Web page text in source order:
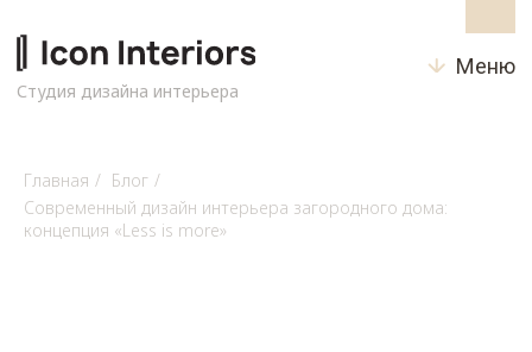
Студия дизайна интерьера
Главная / Блог /
Современный дизайн интерьера загородного дома:
концепция «Less is more»